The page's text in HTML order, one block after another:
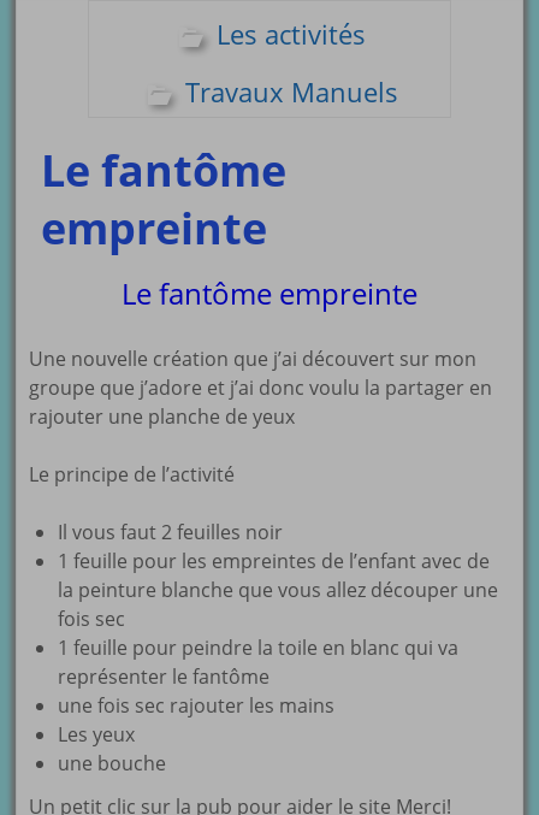
Les activités
Travaux Manuels
Le fantôme
empreinte
Le fantôme empreinte
Une nouvelle création que j’ai découvert sur mon
groupe que j’adore et j’ai donc voulu la partager en
rajouter une planche de yeux
Le principe de l’activité
Il vous faut 2 feuilles noir
1 feuille pour les empreintes de l’enfant avec de
la peinture blanche que vous allez découper une
fois sec
1 feuille pour peindre la toile en blanc qui va
représenter le fantôme
une fois sec rajouter les mains
Les yeux
une bouche
Un petit clic sur la pub pour aider le site Merci!